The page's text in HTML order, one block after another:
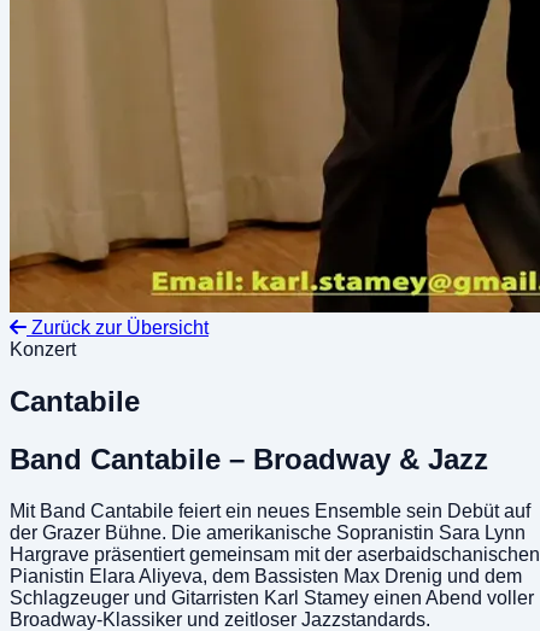
Zurück zur Übersicht
Konzert
Cantabile
Band Cantabile – Broadway & Jazz
Mit Band Cantabile feiert ein neues Ensemble sein Debüt auf
der Grazer Bühne. Die amerikanische Sopranistin Sara Lynn
Hargrave präsentiert gemeinsam mit der aserbaidschanischen
Pianistin Elara Aliyeva, dem Bassisten Max Drenig und dem
Schlagzeuger und Gitarristen Karl Stamey einen Abend voller
Broadway-Klassiker und zeitloser Jazzstandards.